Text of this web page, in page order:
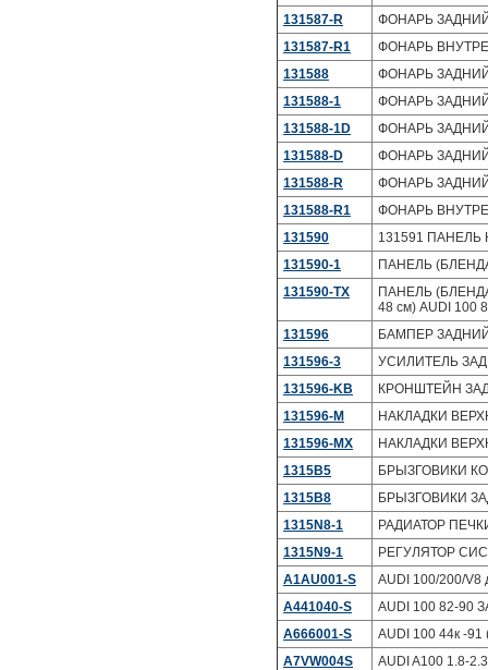
131587-R
ФОНАРЬ
131587-R1
ФОНАРЬ
131588
ФОНАРЬ
131588-1
ФОНАРЬ ЗАДНИЙ
131588-1D
ФОНАРЬ
131588-D
ФОНАРЬ
131588-R
ФОНАРЬ
131588-R1
ФОНАРЬ
131590
131591 ПАНЕЛЬ
131590-1
ПАНЕЛЬ
131590-TX
ПАНЕЛЬ
48 см) AUDI 100
131596
БАМПЕР ЗАДНИЙ
131596-3
УСИЛИТЕЛЬ
131596-KB
КРОНШТЕЙН
131596-M
НАКЛАДКИ
131596-MX
НАКЛАДКИ
1315B5
БРЫЗГОВИКИ
1315B8
БРЫЗГОВИКИ
1315N8-1
РАДИАТОР
1315N9-1
РЕГУЛЯТОР
A1AU001-S
AUDI 100/200/V8
A441040-S
AUDI 100 82-90
A666001-S
AUDI 100 44к -
A7VW004S
AUDI A100 1.8-